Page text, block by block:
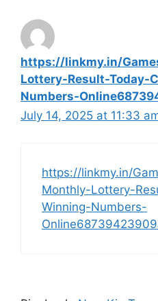
https://linkmy.in/
Lottery-Result-Today-
Numbers-
July 14, 2025 at 11:33
https://linkmy.in/
Monthly-Lottery-
Winning-Numbers-